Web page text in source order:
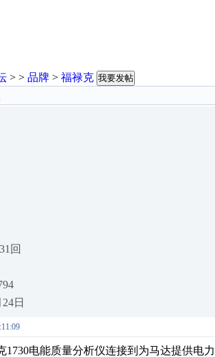
> > 品牌 > 福禄克 我要发帖
回
日
1730电能质量分析仪连接到为马达提供电